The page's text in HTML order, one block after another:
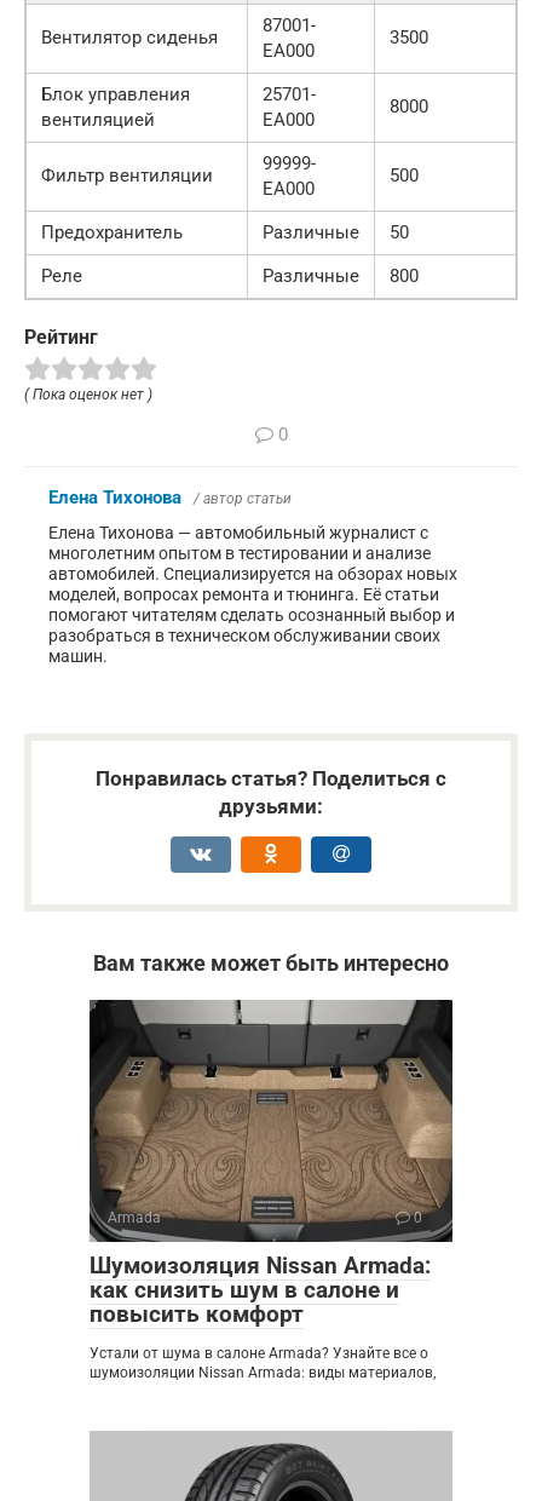
Вентилятор сиденья
87001-
EA000
3500
Блок управления
вентиляцией
25701-
EA000
8000
Фильтр вентиляции
99999-
EA000
500
Предохранитель Различные
50
Реле
Различные 800
Рейтинг
( Пока оценок нет )
0
Елена Тихонова / автор статьи
Елена Тихонова — автомобильный журналист с
многолетним опытом в тестировании и анализе
автомобилей. Специализируется на обзорах новых
моделей, вопросах ремонта и тюнинга. Её статьи
помогают читателям сделать осознанный выбор и
разобраться в техническом обслуживании своих
машин.
Понравилась статья? Поделиться с
друзьями:
Вам также может быть интересно
Armada 0
Шумоизоляция Nissan Armada:
как снизить шум в салоне и
повысить комфорт
Устали от шума в салоне Armada? Узнайте все о
шумоизоляции Nissan Armada: виды материалов,